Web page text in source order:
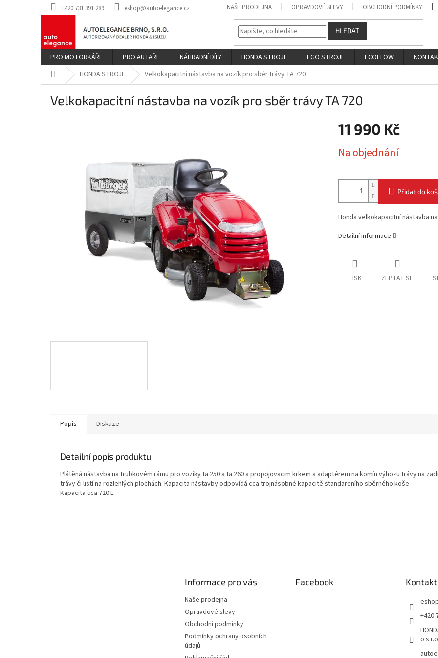
na
+420 731 391 289 eshop@autoelegance.cz NAŠE PRODEJNA OPRAVDOVÉ SLEVY OBCHODNÍ PODMÍNKY
HLEDAT
PRO MOTORKÁŘE PRO AUTAŘE NÁHRADNÍ DÍLY HONDA STROJE EGO STROJE ECOFLOW
Domů HONDA STROJE Velkokapacitní nástavba na vozík pro sběr trávy TA 720
Velkokapacitní nástavba na vozík pro sběr trávy TA 720
11 990 Kč
cena:
Na objednání
Přidat do
Honda velkokapacitní nástavba
Detailní informace
TISK ZEPTAT SE
Popis Diskuze
Detailní popis produktu
Plátěná nástavba na trubkovém rámu pro vozíky ta 250 a ta 260 a propojovacím krkem a adaptérem na komín výhozu trávy na
trávy či listí na rozlehlých plochách. Kapacita nástavby odpovídá cca trojnásobné kapacitě standardního sběrného koše.
Kapacita cca 720 L.
Informace pro vás
Naše prodejna
Opravdové slevy
Obchodní podmínky
Podmínky ochrany osobních
údajů
Facebook Kontakt
eshop
+420
o